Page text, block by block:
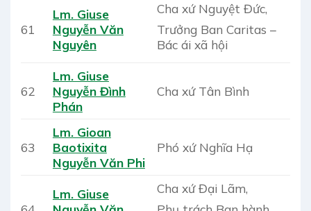
61
Lm. Giuse
Nguyễn Văn
Nguyên
Cha xứ Nguyệt Đức,
Trưởng Ban Caritas –
Bác ái xã hội
62
Lm. Giuse
Nguyễn Đình
Phán
Cha xứ Tân Bình
63
Lm. Gioan
Baotixita
Nguyễn Văn Phi
Phó xứ Nghĩa Hạ
Lm. Giuse
Cha xứ Đại Lãm,